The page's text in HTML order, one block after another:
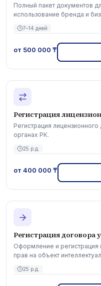
Полный пакет документов
использование бренда и
7–14 дней
от 500 000 ₸
Регистрация
Регистрация
органах РК.
25 р.д.
от 400 000 ₸
Регистрация договора
Оформление и регистрация
прав на объект
25 р.д.